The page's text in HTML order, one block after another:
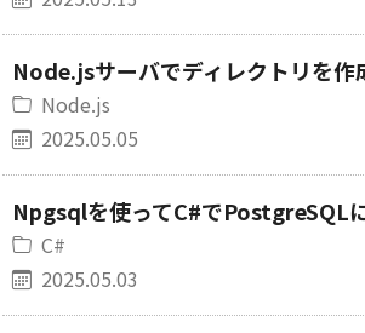
Node.jsサーバでディレクトリを作
Node.js
2025.05.05
Npgsqlを使ってC#でPostgreSQL
C#
2025.05.03